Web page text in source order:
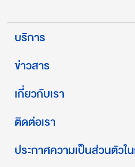
บริการ
ข่าวสาร
เกี่ยวกับเรา
ติดต่อเรา
ประกาศความเป็นส่วนตัวใ